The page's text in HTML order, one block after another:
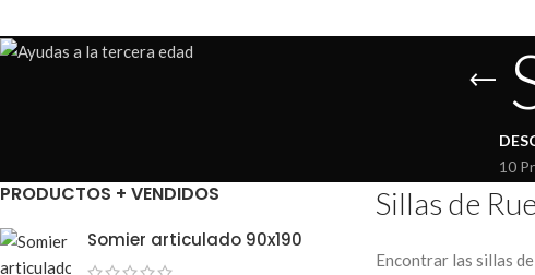
10
PRODUCTOS + VENDIDOS
Somier articulado 90x190
Sillas de
Encontrar las sillas